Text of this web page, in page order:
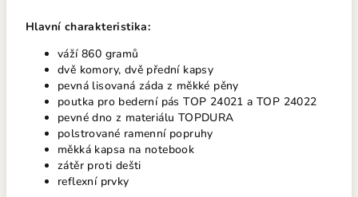
Hlavní charakteristika:
váží 860 gramů
dvě komory, dvě přední kapsy
pevná lisovaná záda z měkké pěny
poutka pro bederní pás TOP 24021 a TOP 24022
pevné dno z materiálu TOPDURA
polstrované ramenní popruhy
měkká kapsa na notebook
zátěr proti dešti
reflexní prvky